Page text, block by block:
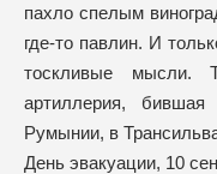
пахло спелым
где-то павлин. И
тоскливые мысли.
артиллерия,
Румынии, в
День эвакуации, 10